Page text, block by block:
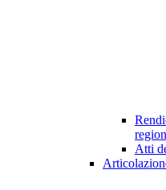
Atti